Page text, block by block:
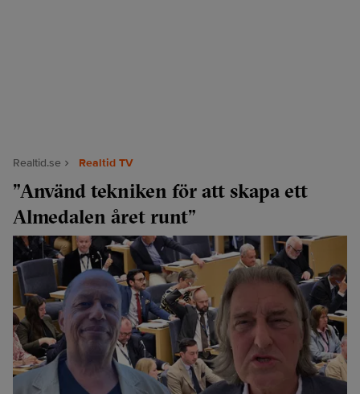
Realtid.se Realtid TV
”Använd tekniken för att skapa ett
Almedalen året runt”